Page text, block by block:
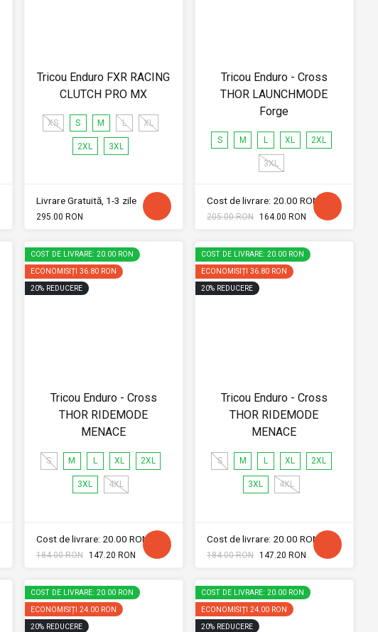
Tricou Enduro FXR RACING
CLUTCH PRO MX
XS S M L XL
2XL 3XL
Livrare Gratuită, 1-3 zile
295.00 RON
Tricou Enduro - Cross
THOR LAUNCHMODE
Forge
S M L XL 2XL
3XL
Cost de livrare: 20.00 RON
205.00 RON 164.00 RON
COST DE LIVRARE: 20.00 RON
ECONOMISIȚI 36.80 RON
20% REDUCERE
Tricou Enduro - Cross
THOR RIDEMODE
MENACE
S M L XL 2XL
3XL 4XL
Cost de livrare: 20.00 RON
184.00 RON 147.20 RON
COST DE LIVRARE: 20.00 RON
ECONOMISIȚI 36.80 RON
20% REDUCERE
Tricou Enduro - Cross
THOR RIDEMODE
MENACE
S M L XL 2XL
3XL 4XL
Cost de livrare: 20.00 RON
184.00 RON 147.20 RON
COST DE LIVRARE: 20.00 RON
ECONOMISIȚI 24.00 RON
20% REDUCERE
COST DE LIVRARE: 20.00 RON
ECONOMISIȚI 24.00 RON
20% REDUCERE